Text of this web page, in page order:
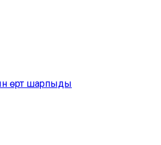
өрт шарпыды